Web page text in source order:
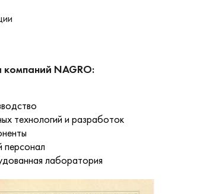
NAGRO:
технологий и разработок
персонал
лаборатория